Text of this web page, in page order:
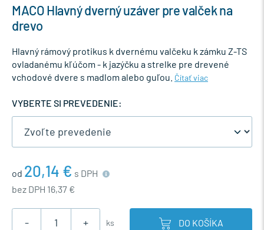
MACO Hlavný dverný uzáver pre valček na
drevo
Hlavný rámový protikus k dvernému valčeku k zámku Z-TS
ovladanému kľúčom - k jazýčku a strelke pre drevené
vchodové dvere s madlom alebo guľou. Čítať viac
VYBERTE SI PREVEDENIE:
od 20,14 € s DPH
bez DPH 16,37 €
- + ks DO KOŠÍKA